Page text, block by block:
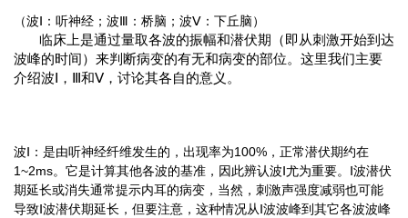
（波Ⅰ：听神经；波Ⅲ：桥脑；波Ⅴ：下丘脑）
临床上是通过量取各波的振幅和潜伏期（即从刺激开始到达
波峰的时间）来判断病变的有无和病变的部位。这里我们主要
介绍波Ⅰ，Ⅲ和Ⅴ，讨论其各自的意义。
波Ⅰ：是由听神经纤维发生的，出现率为100%，正常潜伏期约在
1~2ms。它是计算其他各波的基准，因此辨认波Ⅰ尤为重要。Ⅰ波潜伏
期延长或消失通常提示内耳的病变，当然，刺激声强度减弱也可能
导致Ⅰ波潜伏期延长，但要注意，这种情况从Ⅰ波波峰到其它各波波峰